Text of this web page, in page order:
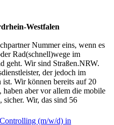
Westfalen
Nummer eins, wenn es
Rad(schnell)wege im
geht. Wir sind Straßen.NRW.
der jedoch im
Wir können bereits auf 20
haben aber vor allem die mobile
Wir, das sind 56